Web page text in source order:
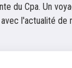
du Cpa. Un
l'actualité de